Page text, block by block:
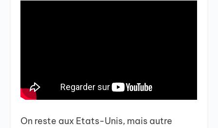
On reste aux Etats-Unis, mais autre